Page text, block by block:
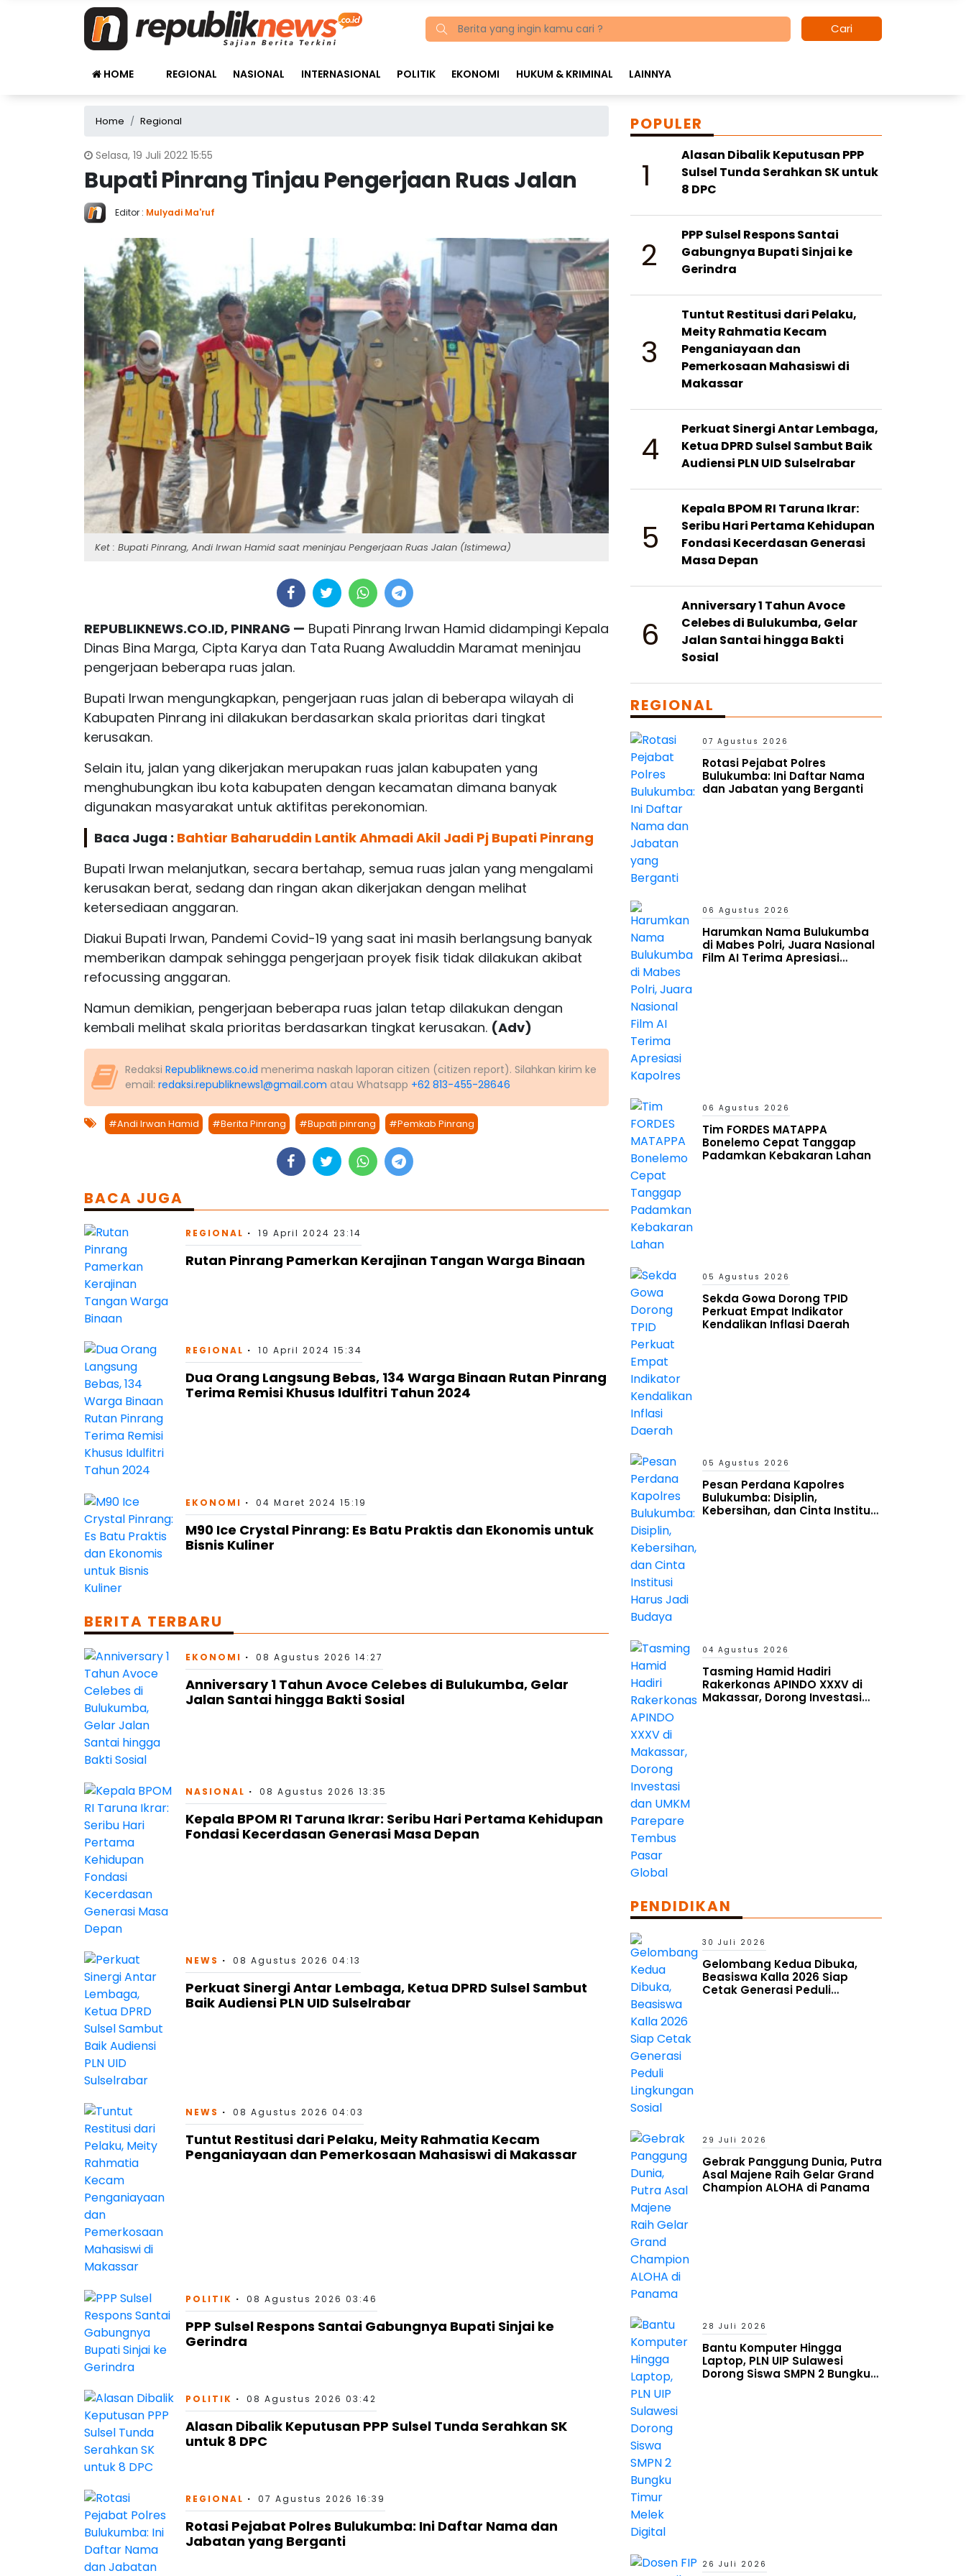
Cari
HOME REGIONAL NASIONAL INTERNASIONAL POLITIK EKONOMI HUKUM & KRIMINAL LAINNYA
Home Regional
Selasa, 19 Juli 2022 15:55
Bupati Pinrang Tinjau Pengerjaan Ruas Jalan
Editor : Mulyadi Ma'ruf
Ket : Bupati Pinrang, Andi Irwan Hamid saat meninjau Pengerjaan Ruas Jalan (Istimewa)
REPUBLIKNEWS.CO.ID, PINRANG — Bupati Pinrang Irwan Hamid didampingi Kepala
Dinas Bina Marga, Cipta Karya dan Tata Ruang Awaluddin Maramat meninjau
pengerjaan beberapa ruas jalan.
Bupati Irwan mengungkapkan, pengerjaan ruas jalan di beberapa wilayah di
Kabupaten Pinrang ini dilakukan berdasarkan skala prioritas dari tingkat
kerusakan.
Selain itu, jalan yang dikerjakan merupakan ruas jalan kabupaten yang
menghubungkan ibu kota kabupaten dengan kecamatan dimana banyak
digunakan masyarakat untuk aktifitas perekonomian.
Baca Juga : Bahtiar Baharuddin Lantik Ahmadi Akil Jadi Pj Bupati Pinrang
Bupati Irwan melanjutkan, secara bertahap, semua ruas jalan yang mengalami
kerusakan berat, sedang dan ringan akan dikerjakan dengan melihat
ketersediaan anggaran.
Diakui Bupati Irwan, Pandemi Covid-19 yang saat ini masih berlangsung banyak
memberikan dampak sehingga pengerjaan proyek fisik tidak dilakukan akibat
refocussing anggaran.
Namun demikian, pengerjaan beberapa ruas jalan tetap dilakukan dengan
kembali melihat skala prioritas berdasarkan tingkat kerusakan. (Adv)
Redaksi Republiknews.co.id menerima naskah laporan citizen (citizen report). Silahkan kirim ke
email: redaksi.republiknews1@gmail.com atau Whatsapp +62 813-455-28646
#Andi Irwan Hamid #Berita Pinrang #Bupati pinrang #Pemkab Pinrang
BACA JUGA
REGIONAL 19 April 2024 23:14
Rutan Pinrang Pamerkan Kerajinan Tangan Warga Binaan
REGIONAL 10 April 2024 15:34
Dua Orang Langsung Bebas, 134 Warga Binaan Rutan Pinrang
Terima Remisi Khusus Idulfitri Tahun 2024
EKONOMI 04 Maret 2024 15:19
M90 Ice Crystal Pinrang: Es Batu Praktis dan Ekonomis untuk
Bisnis Kuliner
BERITA TERBARU
EKONOMI 08 Agustus 2026 14:27
Anniversary 1 Tahun Avoce Celebes di Bulukumba, Gelar
Jalan Santai hingga Bakti Sosial
NASIONAL 08 Agustus 2026 13:35
Kepala BPOM RI Taruna Ikrar: Seribu Hari Pertama Kehidupan
Fondasi Kecerdasan Generasi Masa Depan
NEWS 08 Agustus 2026 04:13
Perkuat Sinergi Antar Lembaga, Ketua DPRD Sulsel Sambut
Baik Audiensi PLN UID Sulselrabar
NEWS 08 Agustus 2026 04:03
Tuntut Restitusi dari Pelaku, Meity Rahmatia Kecam
Penganiayaan dan Pemerkosaan Mahasiswi di Makassar
POLITIK 08 Agustus 2026 03:46
PPP Sulsel Respons Santai Gabungnya Bupati Sinjai ke
Gerindra
POLITIK 08 Agustus 2026 03:42
Alasan Dibalik Keputusan PPP Sulsel Tunda Serahkan SK
untuk 8 DPC
REGIONAL 07 Agustus 2026 16:39
Rotasi Pejabat Polres Bulukumba: Ini Daftar Nama dan
Jabatan yang Berganti
POPULER
1
Alasan Dibalik Keputusan PPP
Sulsel Tunda Serahkan SK untuk
8 DPC
2
PPP Sulsel Respons Santai
Gabungnya Bupati Sinjai ke
Gerindra
3
Tuntut Restitusi dari Pelaku,
Meity Rahmatia Kecam
Penganiayaan dan
Pemerkosaan Mahasiswi di
Makassar
4
Perkuat Sinergi Antar Lembaga,
Ketua DPRD Sulsel Sambut Baik
Audiensi PLN UID Sulselrabar
5
Kepala BPOM RI Taruna Ikrar:
Seribu Hari Pertama Kehidupan
Fondasi Kecerdasan Generasi
Masa Depan
6
Anniversary 1 Tahun Avoce
Celebes di Bulukumba, Gelar
Jalan Santai hingga Bakti
Sosial
REGIONAL
07 Agustus 2026
Rotasi Pejabat Polres
Bulukumba: Ini Daftar Nama
dan Jabatan yang Berganti
06 Agustus 2026
Harumkan Nama Bulukumba
di Mabes Polri, Juara Nasional
Film AI Terima Apresiasi
06 Agustus 2026
Tim FORDES MATAPPA
Bonelemo Cepat Tanggap
Padamkan Kebakaran Lahan
05 Agustus 2026
Sekda Gowa Dorong TPID
Perkuat Empat Indikator
Kendalikan Inflasi Daerah
05 Agustus 2026
Pesan Perdana Kapolres
Bulukumba: Disiplin,
Kebersihan, dan Cinta Institusi
04 Agustus 2026
Tasming Hamid Hadiri
Rakerkonas APINDO XXXV di
Makassar, Dorong Investasi
PENDIDIKAN
30 Juli 2026
Gelombang Kedua Dibuka,
Beasiswa Kalla 2026 Siap
Cetak Generasi Peduli
29 Juli 2026
Gebrak Panggung Dunia, Putra
Asal Majene Raih Gelar Grand
Champion ALOHA di Panama
28 Juli 2026
Bantu Komputer Hingga
Laptop, PLN UIP Sulawesi
Dorong Siswa SMPN 2 Bungku
26 Juli 2026